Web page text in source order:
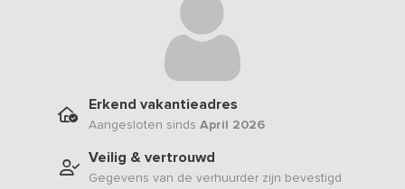
Erkend vakantieadres
Aangesloten sinds April 2026
Veilig & vertrouwd
Gegevens van de verhuurder zijn bevestigd